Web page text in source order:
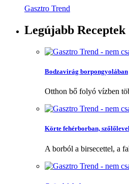
Gasztro Trend
Legújabb Receptek
Bodzavirág borpongyolában
Otthon bő folyó vízben
Körte fehérborban,
A borból a birsecettel, a